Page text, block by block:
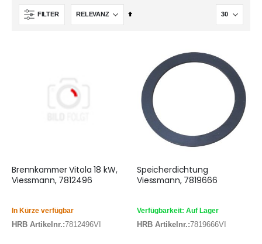
FILTER
In
Brennkammer Vitola 18 kW,
Viessmann, 7812496
In Kürze verfügbar
HRB Artikelnr.:7812496VI
Speicherdichtung
Viessmann, 7819666
Verfügbarkeit: Auf Lager
HRB Artikelnr.:7819666VI